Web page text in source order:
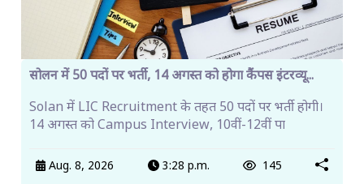
सोलन में 50 पदों पर भर्ती, 14 अगस्त को होगा कैंपस इंटरव्यू...
Solan में LIC Recruitment के तहत 50 पदों पर भर्ती होगी।
14 अगस्त को Campus Interview, 10वीं-12वीं पा
Aug. 8, 2026 3:28 p.m. 145